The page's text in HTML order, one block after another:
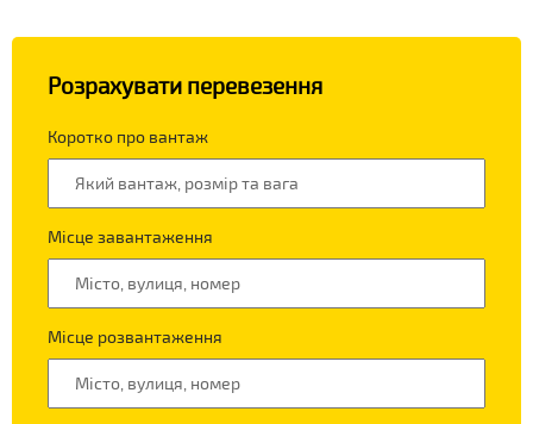
Розрахувати перевезення
Коротко про вантаж
Місце завантаження
Місце розвантаження